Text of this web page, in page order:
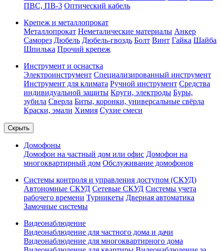
ПВС, ПВ-3 Оптический кабель
Крепеж и металлопрокат
Металлопрокат Неметалические материалы Анкер
Саморез Дюбель Дюбель-гвоздь Болт Винт Гайка Шайба
Шпилька Прочий крепеж
Инструмент и оснастка
Электроинструмент Специализированный инструмент
Инструмент для климата Ручной инструмент Средства
индивидуальной защиты Круги, электроды Буры,
зубила Сверла Биты, коронки, универсальные свёрла
Краски, эмали Химия Сухие смеси
Скрыть
Домофоны
Домофон на частный дом или офис Домофон на
многоквартирный дом Обслуживание домофонов
Системы контроля и управления доступом (СКУД)
Автономные СКУД Сетевые СКУД Системы учета
рабочего времени Турникеты Дверная автоматика
Замочные системы
Видеонаблюдение
Видеонаблюдение для частного дома и дачи
Видеонаблюдение для многоквартирного дома